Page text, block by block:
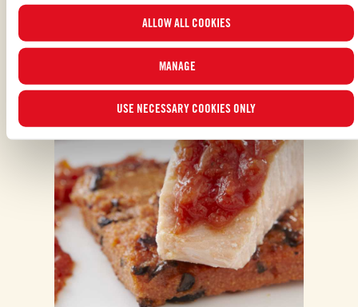
updated list of cookies by clicking on “MANAGE”. For more information, please
ALLOW ALL COOKIES
MANAGE
USE NECESSARY COOKIES ONLY
ALSO MADE WITH: DOPPIO CONCENTRATO